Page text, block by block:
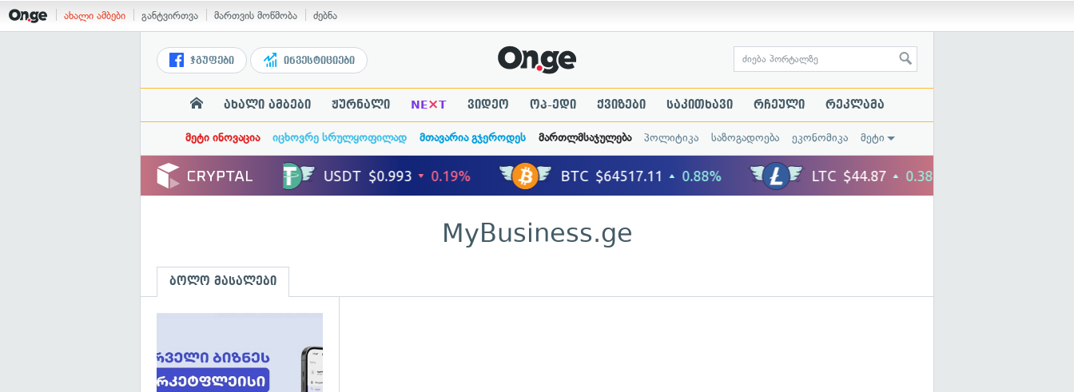
ახალი ამბები განტვირთვა მართვის მოწმობა ძებნა
ჯგუფები ინვესტიციები
ახალი ამბები ჟურნალი NE×T ვიდეო ოპ-ედი ქვიზები საკითხავი რჩეული რეკლამა
მეტი ინოვაცია იცხოვრე სრულყოფილად მთავარია გჯეროდეს მართლმსაჯულება პოლიტიკა საზოგადოება ეკონომიკა მეტი
MyBusiness.ge
ბოლო მასალები